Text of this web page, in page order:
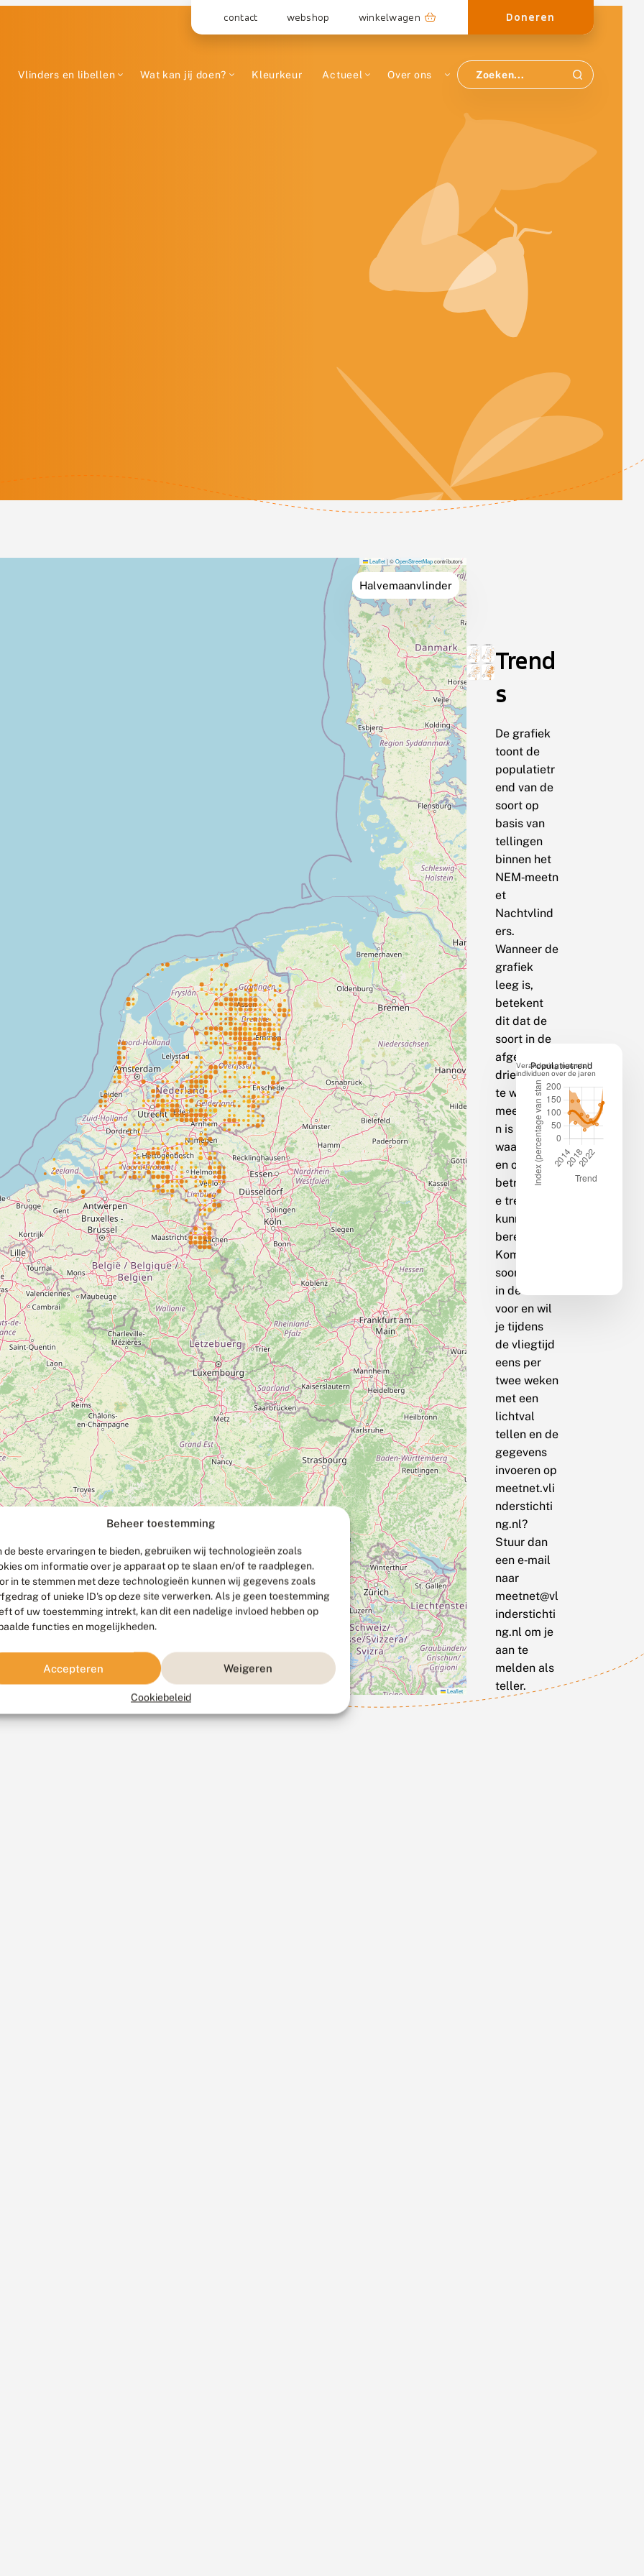
Beheer toestemming
de beste ervaringen te bieden, gebruiken wij technologieën zoals
om informatie over je apparaat op te slaan en/of te raadplegen.
in te stemmen met deze technologieën kunnen wij gegevens zoals
of unieke ID's op deze site verwerken. Als je geen toestemming
of uw toestemming intrekt, kan dit een nadelige invloed hebben op
functies en mogelijkheden.
Accepteren Weigeren
Cookiebeleid
contact webshop winkelwagen Doneren
Vlinders en libellen Wat kan jij doen? Kleurkeur Actueel Over ons
Halvemaanvlinder
Leaflet|©OpenStreetMapcontributors
Leaflet
Trend
s
De grafiek
toont de
populatietr
end van de
soort op
basis van
tellingen
binnen het
NEM‑meetn
et
Nachtvlind
ers.
Wanneer de
grafiek
leeg is,
betekent
dit dat de
soort in de
afgelopen
drie jaar op
te weinig
meetpunte
n is
waargenom
en om een
betrouwbar
e trend te
kunnen
berekenen.
Komt de
soort bij jou
in de buurt
voor en wil
je tijdens
de vliegtijd
eens per
twee weken
met een
lichtval
tellen en de
gegevens
invoeren op
meetnet.vli
nderstichti
ng.nl?
Stuur dan
een e‑mail
naar
meetnet@vl
inderstichti
ng.nl om je
aan te
melden als
teller.
Populatietrend
Verandering in aantal
individuen over de jaren